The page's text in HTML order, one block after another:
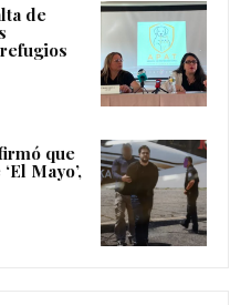
de
que
Mayo’,